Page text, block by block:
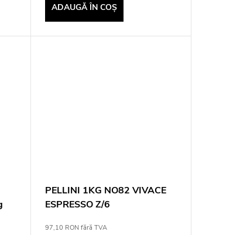
ADAUGĂ ÎN COŞ
PELLINI 1KG NO82 VIVACE
ESPRESSO Z/6
97,10 RON fără TVA